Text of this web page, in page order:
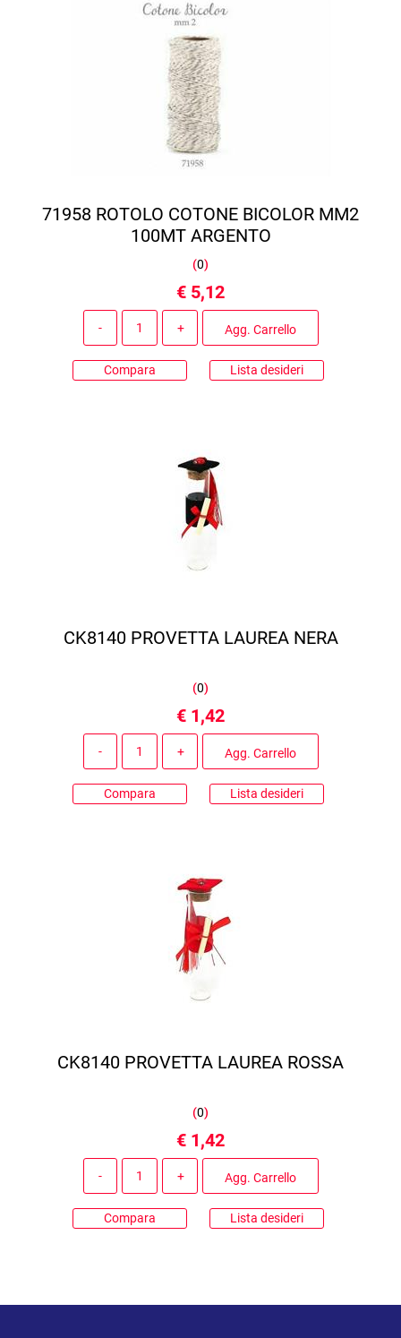
71958 ROTOLO COTONE BICOLOR MM2
100MT ARGENTO
(0)
€ 5,12
Agg. Carrello
Compara Lista desideri
CK8140 PROVETTA LAUREA NERA
(0)
€ 1,42
Agg. Carrello
Compara Lista desideri
CK8140 PROVETTA LAUREA ROSSA
(0)
€ 1,42
Agg. Carrello
Compara Lista desideri